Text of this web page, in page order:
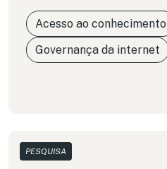
Acesso ao conhecimento
Governança da internet
PESQUISA